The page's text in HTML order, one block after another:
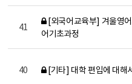
41
[외국어교육부] 겨울영
어기초과정
40 [기타] 대학 편입에 대해